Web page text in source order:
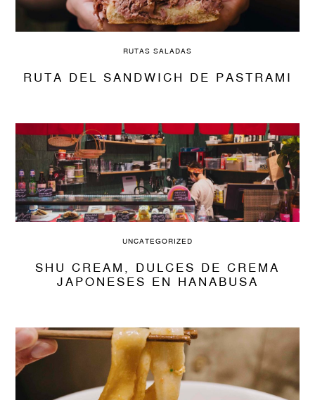
RUTAS SALADAS
RUTA DEL SANDWICH DE PASTRAMI
UNCATEGORIZED
SHU CREAM, DULCES DE CREMA
JAPONESES EN HANABUSA